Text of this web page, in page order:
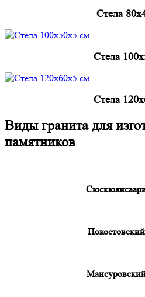
Cтела
Cтела
Cтела
Виды гранита для
памятников